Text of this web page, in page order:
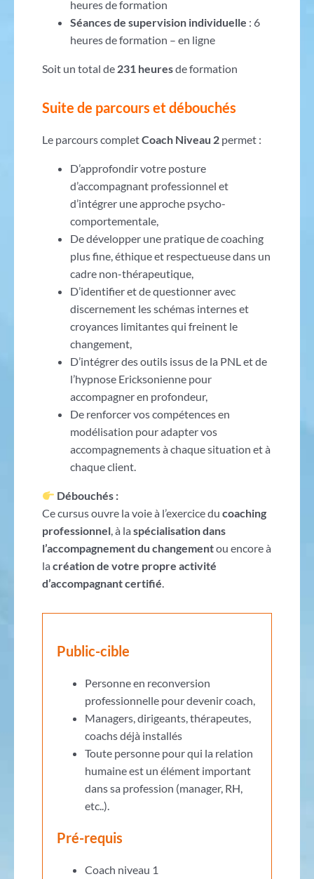
heures de formation
Séances de supervision individuelle : 6
heures de formation – en ligne
Soit un total de 231 heuresde formation
Suite de parcours et débouchés
Le parcours completCoach Niveau 2permet :
D’approfondir votre posture
d’accompagnant professionnel et
d’intégrer une approche psycho-
comportementale,
De développer une pratique de coaching
plus fine, éthique et respectueuse dans un
cadre non-thérapeutique,
D’identifier et de questionner avec
discernement les schémas internes et
croyances limitantes qui freinent le
changement,
D’intégrer des outils issus de la PNL et de
l’hypnose Ericksonienne pour
accompagner en profondeur,
De renforcer vos compétences en
modélisation pour adapter vos
accompagnements à chaque situation et à
chaque client.
Débouchés :
Ce cursus ouvre la voie à l’exercice du coaching
professionnel, à la spécialisation dans
l’accompagnement du changementou encore à
la création de votre propre activité
d’accompagnant certifié.
Public-cible
Personne en reconversion
professionnelle pour devenir coach,
Managers, dirigeants, thérapeutes,
coachs déjà installés
Toute personne pour qui la relation
humaine est un élément important
dans sa profession (manager, RH,
etc..).
Pré-requis
Coach niveau 1